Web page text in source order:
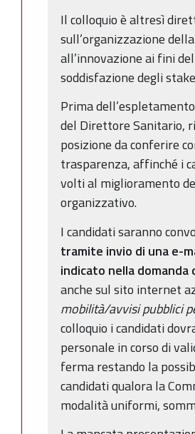
Il colloquio è altresì
sull’organizzazione
all’innovazione ai fini
soddisfazione degli
Prima
del Direttore Sanitario,
posizione da conferire
trasparenza, affinché i
volti al miglioramento
organizzativo.
I candidati saranno
tramite invio di una e-
indicato nella
anche sul sito internet
mobilità/avvisi pubblici
colloquio i candidati
personale in corso di
ferma restando la
candidati qualora la
modalità uniformi,